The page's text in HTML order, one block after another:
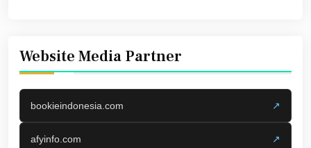
Website Media Partner
bookieindonesia.com ↗
afyinfo.com ↗